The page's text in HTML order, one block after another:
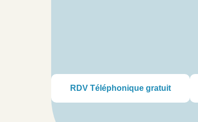
RDV Téléphonique gratuit